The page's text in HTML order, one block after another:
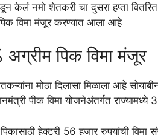
केलं नमो शेतकरी चा दुसरा हप्ता वितरित
विमा मंजूर करण्यात आला आहे
पिक विमा मंजूर
मोठा दिलासा मिळाला आहे
पीक विमा योजनेअंतर्गत
पिकासाठी हेक्टरी 56 हजार रुपयांची